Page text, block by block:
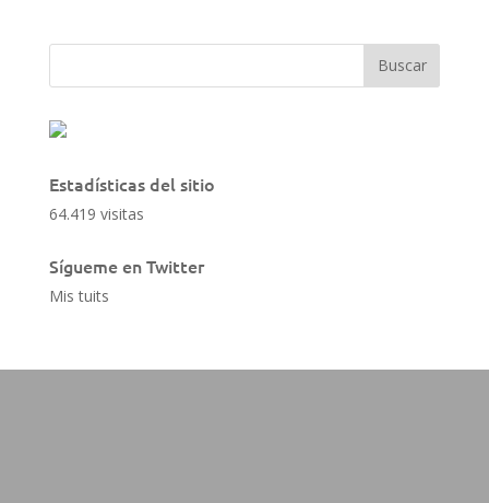
Estadísticas del sitio
64.419 visitas
Sígueme en Twitter
Mis tuits